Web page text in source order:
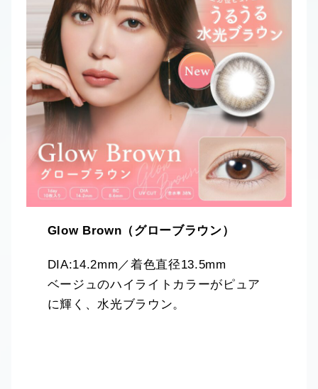
Glow Brown（グローブラウン）
DIA:14.2mm／着色直径13.5mm
ベージュのハイライトカラーがピュア
に輝く、水光ブラウン。